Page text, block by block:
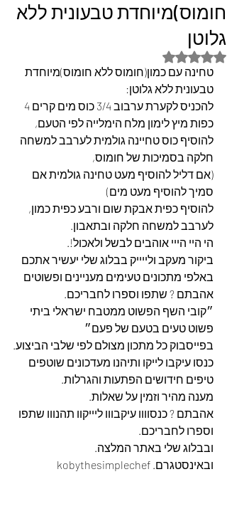
חומוס)מיוחדת טבעונית ללא
גלוטן
דירוג של NaN מתוך 5 כוכבים
טחינה עם כמון(חומוס ללא חומוס)מיוחדת
טבעונית ללא גלוטן:
כפות מיץ לימון מלח הימלייה לפי הטעם,
להוסיף כוס טחיינה גולמית לערבב למשחה
חלקה בסמיכות של חומוס,
(אם דליל להוסיף מעט טחינה גולמית אם
סמיך להוסיף מעט מים)
להוסיף כפית אבקת שום ורבע כפית כמון,
לערבב למשחה חלקה ובתאבון.
הי היי הייי אוהבים לבשל ולאכול!.
ביקור מעקב ולייייק בבלוג שלי יעשיר אתכם
באלפי מתכונים טעימים מעניינים ופשוטים
אהבתם ? שתפו וספרו לחבריכם.
״קובי השף הפשוט ממטבח ישראלי ביתי
פשוט טעים בטעם של פעם״
בפייסבוק כל מתכון מצולם לפי שלבי הביצוע.
כנסו עיקבו לייקו ותיהנו מעדכונים שוטפים
טיפים חידושים הפתעות והגרלות.
מענה מהיר וזמין על שאלות.
אהבתם ? כנסוווו עיקבווו ליייקוו תהנווו שתפו
וספרו לחבריכם.
ובבלוג שלי באתר המלצה.
ובאינסטגרם. kobythesimplechef